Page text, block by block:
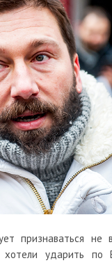
признаваться
ударить по